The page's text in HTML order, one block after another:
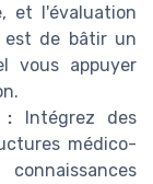
et l'évaluation
est de bâtir un
vous appuyer
: Intégrez des
médico-